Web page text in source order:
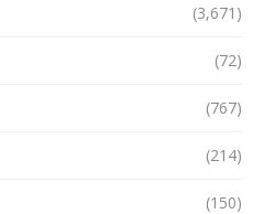
(3,671)
(72)
(767)
(214)
(150)